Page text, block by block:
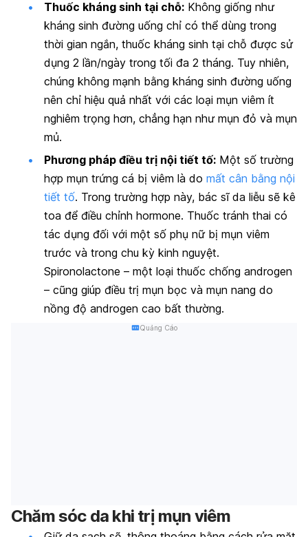
Thuốc kháng sinh tại chỗ: Không giống như
kháng sinh đường uống chỉ có thể dùng trong
thời gian ngắn, thuốc kháng sinh tại chỗ được sử
dụng 2 lần/ngày trong tối đa 2 tháng. Tuy nhiên,
chúng không mạnh bằng kháng sinh đường uống
nên chỉ hiệu quả nhất với các loại mụn viêm ít
nghiêm trọng hơn, chẳng hạn như mụn đỏ và mụn
mủ.
Phương pháp điều trị nội tiết tố: Một số trường
hợp mụn trứng cá bị viêm là do mất cân bằng nội
tiết tố. Trong trường hợp này, bác sĩ da liễu sẽ kê
toa để điều chỉnh hormone. Thuốc tránh thai có
tác dụng đối với một số phụ nữ bị mụn viêm
trước và trong chu kỳ kinh nguyệt.
Spironolactone – một loại thuốc chống androgen
– cũng giúp điều trị mụn bọc và mụn nang do
nồng độ androgen cao bất thường.
Quảng Cáo
Chăm sóc da khi trị mụn viêm